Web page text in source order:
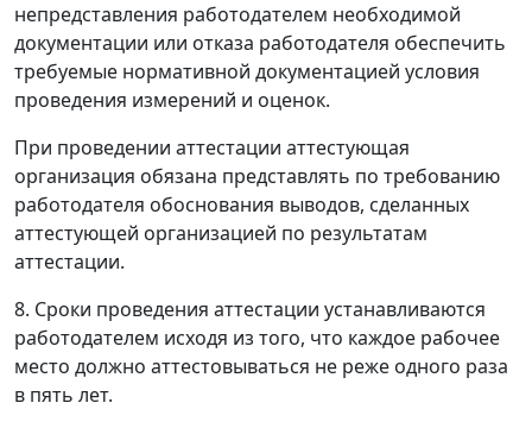
непредставления работодателем необходимой
документации или отказа работодателя обеспечить
требуемые нормативной документацией условия
проведения измерений и оценок.
При проведении аттестации аттестующая
организация обязана представлять по требованию
работодателя обоснования выводов, сделанных
аттестующей организацией по результатам
аттестации.
8. Сроки проведения аттестации устанавливаются
работодателем исходя из того, что каждое рабочее
место должно аттестовываться не реже одного раза
в пять лет.